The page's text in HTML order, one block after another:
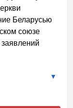
Беларусью
союзе